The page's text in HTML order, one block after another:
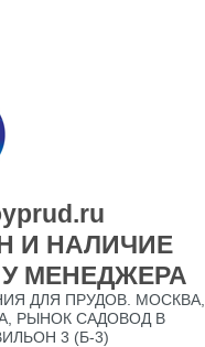
И НАЛИЧИЕ
МЕНЕДЖЕРА
ДЛЯ ПРУДОВ. МОСКВА,
РЫНОК САДОВОД В
3 (Б-3)